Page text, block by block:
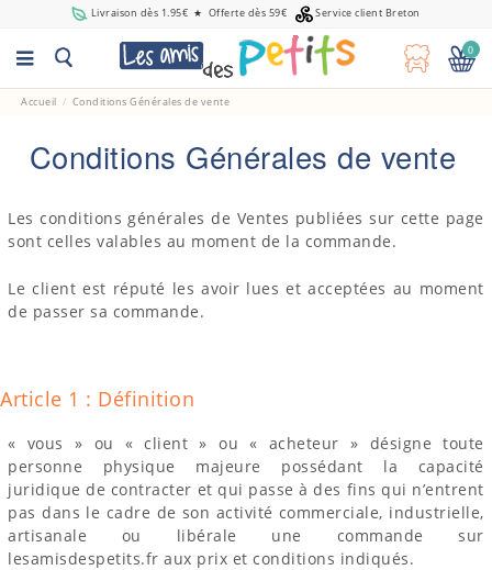
Livraison dès 1.95€ ★ Offerte dès 59€ Service client Breton
0
Accueil Conditions Générales de vente
Conditions Générales de vente
Les conditions générales de Ventes publiées sur cette page
sont celles valables au moment de la commande.
Le client est réputé les avoir lues et acceptées au moment
de passer sa commande.
Article 1 : Définition
« vous » ou « client » ou « acheteur » désigne toute
personne physique majeure possédant la capacité
juridique de contracter et qui passe à des fins qui n’entrent
pas dans le cadre de son activité commerciale, industrielle,
artisanale ou libérale une commande sur
lesamisdespetits.fr aux prix et conditions indiqués.